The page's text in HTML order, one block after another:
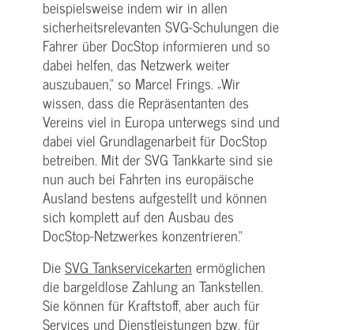
beispielsweise indem wir in allen
sicherheitsrelevanten SVG-Schulungen die
Fahrer über DocStop informieren und so
dabei helfen, das Netzwerk weiter
auszubauen,“ so Marcel Frings. „Wir
wissen, dass die Repräsentanten des
Vereins viel in Europa unterwegs sind und
dabei viel Grundlagenarbeit für DocStop
betreiben. Mit der SVG Tankkarte sind sie
nun auch bei Fahrten ins europäische
Ausland bestens aufgestellt und können
sich komplett auf den Ausbau des
DocStop-Netzwerkes konzentrieren.“
DieSVG Tankservicekarten ermöglichen
die bargeldlose Zahlung an Tankstellen.
Sie können für Kraftstoff, aber auch für
Services und Dienstleistungen bzw. für